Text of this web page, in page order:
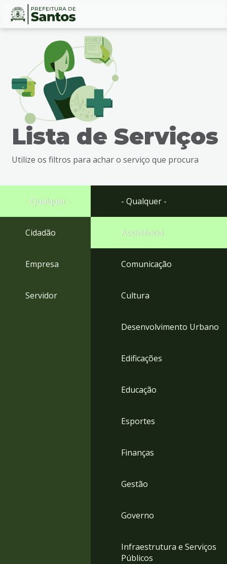
Ir
busca
Ir
rodapé
Conteúdo
Lista de Serviços
Utilize os filtros para achar o serviço que procura
- Qualquer -
Cidadão
Empresa
Servidor
- Qualquer -
Assistência
Comunicação
Cultura
Desenvolvimento Urbano
Edificações
Educação
Esportes
Finanças
Gestão
Governo
Infraestrutura e Serviços
Públicos